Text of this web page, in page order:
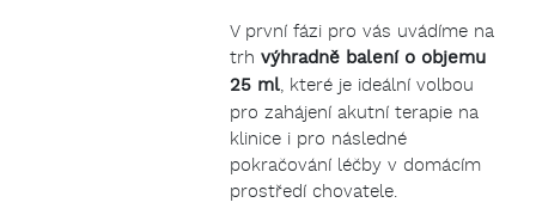
V první fázi pro vás uvádíme na
trh výhradně balení o objemu
25 ml, které je ideální volbou
pro zahájení akutní terapie na
klinice i pro následné
pokračování léčby v domácím
prostředí chovatele.